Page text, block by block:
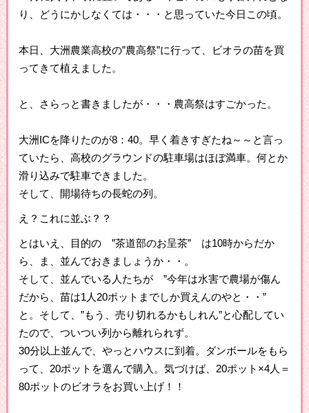
り、どうにかしなくては・・・と思っていた今日この頃。
本日、大洲農業高校の”農高祭”に行って、ビオラの苗を買
ってきて植えました。
と、さらっと書きましたが・・・農高祭はすごかった。
大洲ICを降りたのが8：40。早く着きすぎたね～～と言っ
ていたら、高校のグラウンドの駐車場はほぼ満車。何とか
滑り込みで駐車できました。
そして、開場待ちの長蛇の列。
え？これに並ぶ？？
とはいえ、目的の ”茶道部のお呈茶” は10時からだか
ら、ま、並んでおきましょうか・・。
そして、並んでいる人たちが ”今年は水害で農場が傷ん
だから、苗は1人20ポットまでしか買えんのやと・・”
と。そして、”もう、売り切れるかもしれん”と心配してい
たので、ついつい列から離れられず。
30分以上並んで、やっとハウスに到着。ダンボールをもら
って、20ポットを選んで購入。気づけば、20ポット×4人＝
80ポットのビオラをお買い上げ！！